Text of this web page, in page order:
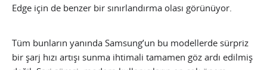
Edge için de benzer bir sınırlandırma olası görünüyor.
Tüm bunların yanında Samsung’un bu modellerde sürpriz
bir şarj hızı artışı sunma ihtimali tamamen göz ardı edilmiş